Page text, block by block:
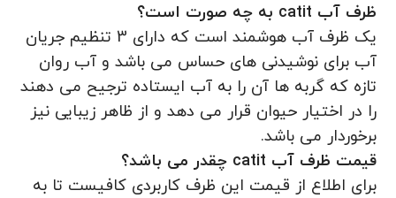
ظرف آب catit به چه صورت است؟
یک ظرف آب هوشمند است که دارای 3 تنظیم جریان
آب برای نوشیدنی های حساس می باشد و آب روان
تازه که گربه ها آن را به آب ایستاده ترجیح می دهند
را در اختیار حیوان قرار می دهد و از ظاهر زیبایی نیز
برخوردار می باشد.
قیمت ظرف آب catit چقدر می باشد؟
برای اطلاع از قیمت این ظرف کاربردی کافیست تا به